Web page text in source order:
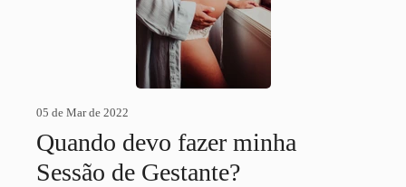
05 de Mar de 2022
Quando devo fazer minha
Sessão de Gestante?